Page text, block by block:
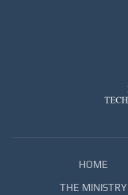
HOME
THE MINISTRY